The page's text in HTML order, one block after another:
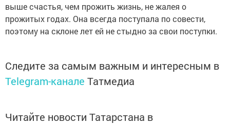
выше счастья, чем прожить жизнь, не жалея о
прожитых годах. Она всегда поступала по совести,
поэтому на склоне лет ей не стыдно за свои поступки.
Следите за самым важным и интересным в
Telegram-канале Татмедиа
Читайте новости Татарстана в